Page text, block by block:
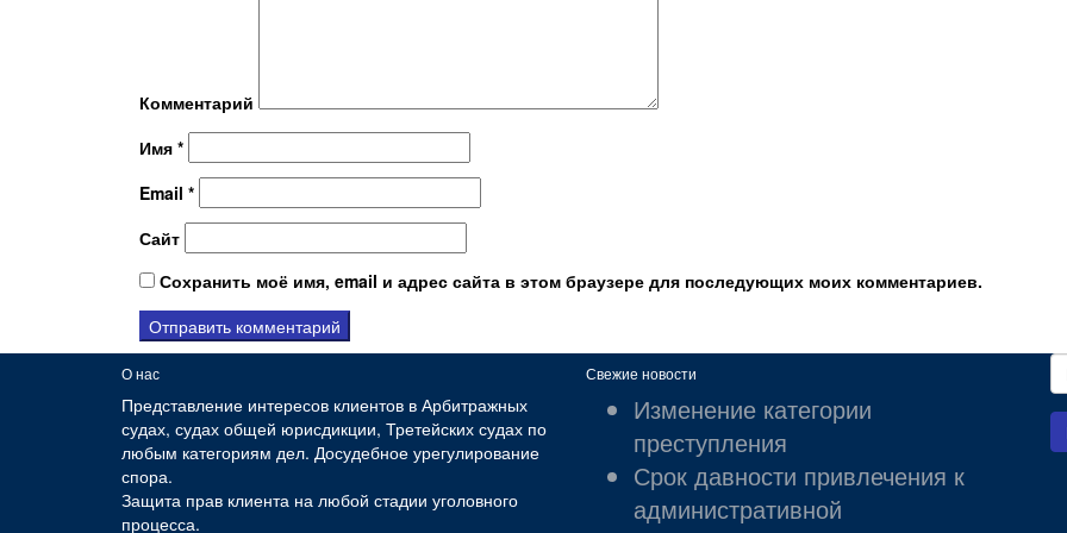
Комментарий
Имя *
Email *
Сайт
Сохранить моё имя, email и адрес сайта в этом браузере для последующих моих комментариев.
О нас
Представление интересов клиентов в Арбитражных
судах, судах общей юрисдикции, Третейских судах по
любым категориям дел. Досудебное урегулирование
спора.
Защита прав клиента на любой стадии уголовного
процесса.
Свежие новости
Изменение категории
преступления
Срок давности привлечения к
административной